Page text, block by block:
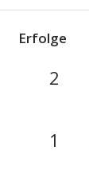
Erfolge
2
1